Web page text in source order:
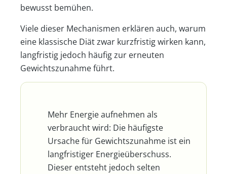
bewusst bemühen.
Viele dieser Mechanismen erklären auch, warum
eine klassische Diät zwar kurzfristig wirken kann,
langfristig jedoch häufig zur erneuten
Gewichtszunahme führt.
Mehr Energie aufnehmen als
verbraucht wird: Die häufigste
Ursache für Gewichtszunahme ist ein
langfristiger Energieüberschuss.
Dieser entsteht jedoch selten